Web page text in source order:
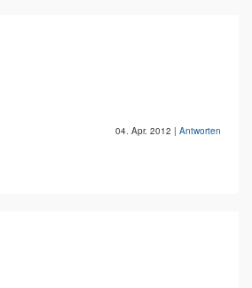
04. Apr. 2012 | Antworten